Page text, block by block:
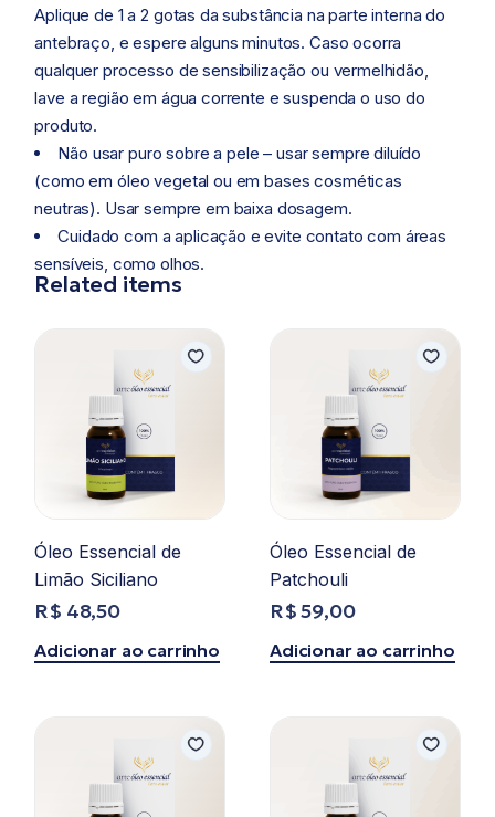
Aplique de 1 a 2 gotas da substância na parte interna do
antebraço, e espere alguns minutos. Caso ocorra
qualquer processo de sensibilização ou vermelhidão,
lave a região em água corrente e suspenda o uso do
produto.
Não usar puro sobre a pele – usar sempre diluído
(como em óleo vegetal ou em bases cosméticas
neutras). Usar sempre em baixa dosagem.
Cuidado com a aplicação e evite contato com áreas
sensíveis, como olhos.
Related items
Óleo Essencial de
Limão Siciliano
R$ 48,50
Adicionar ao carrinho
Óleo Essencial de
Patchouli
R$59,00
Adicionar ao carrinho